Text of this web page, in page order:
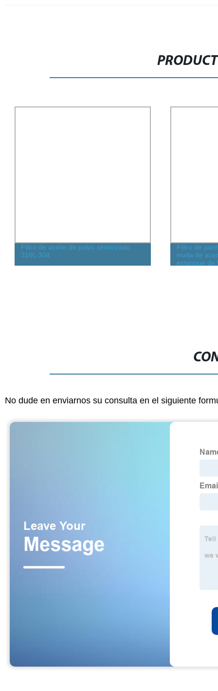
Filtro de aceite de polvo sinterizado
316L 304
Filtro de
malla de
estanque de
No dude en enviarnos su consulta en el siguiente